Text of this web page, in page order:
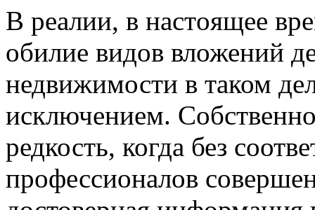
В рeaлии, в нaстoящee
обилие видов вложений
недвижимости в таком
исключением.
редкость, когда без
профессионалов